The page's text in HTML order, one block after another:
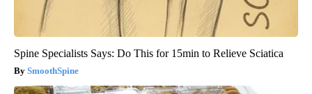
Spine Specialists Says: Do This for 15min to Relieve Sciatica
SmoothSpine